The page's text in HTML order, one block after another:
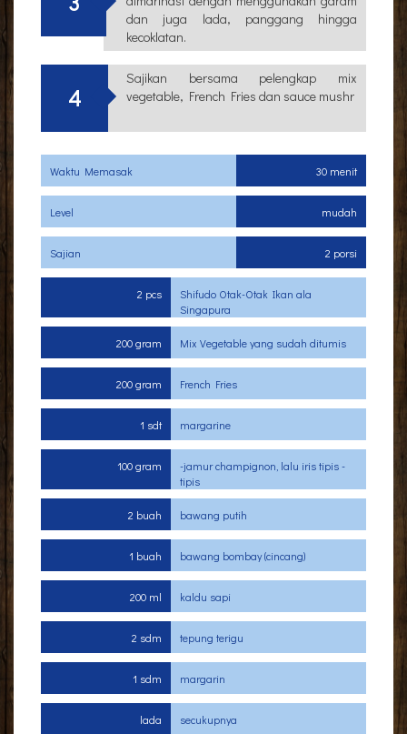
dan juga lada, panggang hingga
kecoklatan.
4
Sajikan bersama pelengkap mix
vegetable, French Fries dan sauce mushr
Waktu Memasak 30 menit
Level mudah
Sajian 2 porsi
2 pcs
Shifudo Otak-Otak Ikan ala
Singapura
200 gram Mix Vegetable yang sudah ditumis
200 gram French Fries
1 sdt margarine
100 gram
-jamur champignon, lalu iris tipis -
tipis
2 buah bawang putih
1 buah bawang bombay (cincang)
200 ml kaldu sapi
2 sdm tepung terigu
1 sdm margarin
lada secukupnya